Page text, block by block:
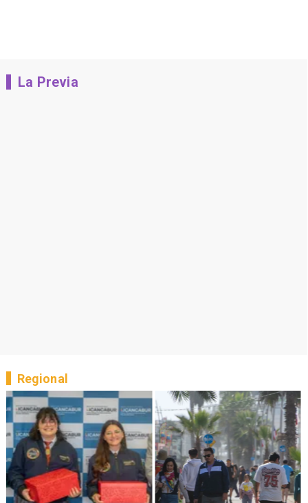
La Previa
Regional